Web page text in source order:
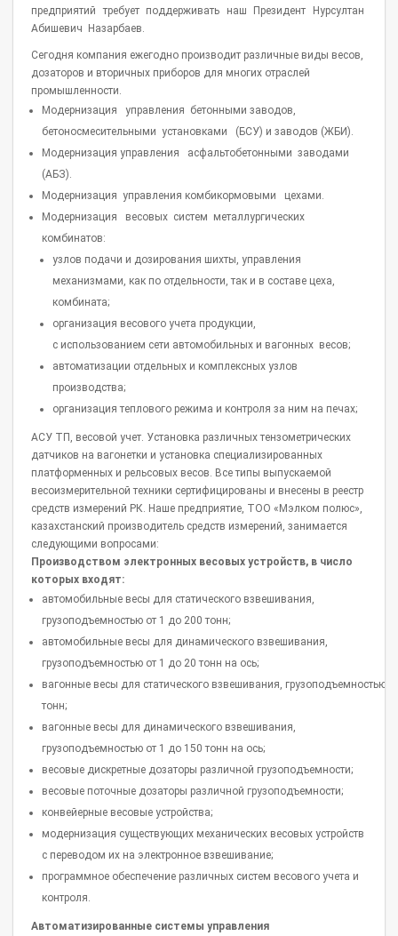
предприятий требует поддерживать наш Президент Нурсултан
Абишевич Назарбаев.
Сегодня компания ежегодно производит различные виды весов,
дозаторов и вторичных приборов для многих отраслей
промышленности.
Модернизация управления бетонными заводов,
бетоносмесительными установками (БСУ) и заводов (ЖБИ).
Модернизация управления асфальтобетонными заводами
(АБЗ).
Модернизация управления комбикормовыми цехами.
Модернизация весовых систем металлургических
комбинатов:
узлов подачи и дозирования шихты, управления
механизмами, как по отдельности, так и в составе цеха,
комбината;
организация весового учета продукции,
с использованием сети автомобильных и вагонных весов;
автоматизации отдельных и комплексных узлов
производства;
организация теплового режима и контроля за ним на печах;
АСУ ТП, весовой учет. Установка различных тензометрических
датчиков на вагонетки и установка специализированных
платформенных и рельсовых весов. Все типы выпускаемой
весоизмерительной техники сертифицированы и внесены в реестр
средств измерений РК. Наше предприятие, ТОО «Мэлком полюс»,
казахстанский производитель средств измерений, занимается
следующими вопросами:
Производством электронных весовых устройств, в число
которых входят:
автомобильные весы для статического взвешивания,
грузоподъемностью от 1 до 200 тонн;
автомобильные весы для динамического взвешивания,
грузоподъемностью от 1 до 20 тонн на ось;
вагонные весы для статического взвешивания, грузоподъемностью
тонн;
вагонные весы для динамического взвешивания,
грузоподъемностью от 1 до 150 тонн на ось;
весовые дискретные дозаторы различной грузоподъемности;
весовые поточные дозаторы различной грузоподъемности;
конвейерные весовые устройства;
модернизация существующих механических весовых устройств
с переводом их на электронное взвешивание;
программное обеспечение различных систем весового учета и
контроля.
Автоматизированные системы управления